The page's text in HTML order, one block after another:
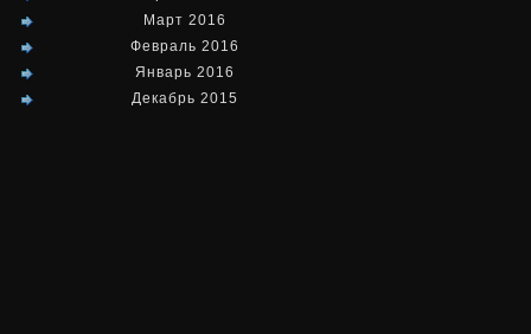
Март 2016
Февраль 2016
Январь 2016
Декабрь 2015